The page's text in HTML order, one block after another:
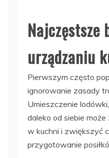
Najczęstsze
urządzaniu
Pierwszym często
ignorowanie zasady
Umieszczenie
daleko od siebie
w kuchni i zwiększyć
przygotowanie